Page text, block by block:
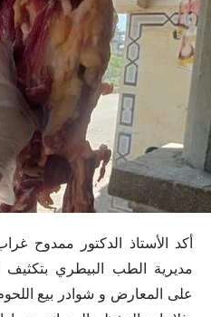
أكد الأستاذ الدكتور ممدوح
مديرية الطب البيطري بتكثيف
على المعارض و شوادر بيع